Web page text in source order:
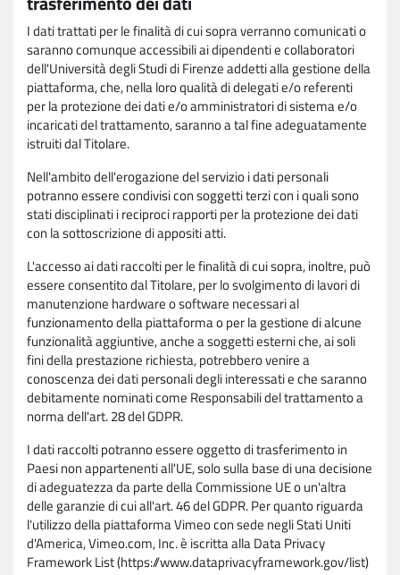
I dati trattati per le finalità di cui sopra verranno comunicati o
saranno comunque accessibili ai dipendenti e collaboratori
dell'Università degli Studi di Firenze addetti alla gestione della
piattaforma, che, nella loro qualità di delegati e/o referenti
per la protezione dei dati e/o amministratori di sistema e/o
incaricati del trattamento, saranno a tal fine adeguatamente
istruiti dal Titolare.
Nell'ambito dell'erogazione del servizio i dati personali
potranno essere condivisi con soggetti terzi con i quali sono
stati disciplinati i reciproci rapporti per la protezione dei dati
con la sottoscrizione di appositi atti.
L'accesso ai dati raccolti per le finalità di cui sopra, inoltre, può
essere consentito dal Titolare, per lo svolgimento di lavori di
manutenzione hardware o software necessari al
funzionamento della piattaforma o per la gestione di alcune
funzionalità aggiuntive, anche a soggetti esterni che, ai soli
fini della prestazione richiesta, potrebbero venire a
conoscenza dei dati personali degli interessati e che saranno
debitamente nominati come Responsabili del trattamento a
norma dell'art. 28 del GDPR.
I dati raccolti potranno essere oggetto di trasferimento in
Paesi non appartenenti all'UE, solo sulla base di una decisione
di adeguatezza da parte della Commissione UE o un'altra
delle garanzie di cui all'art. 46 del GDPR. Per quanto riguarda
l'utilizzo della piattaforma Vimeo con sede negli Stati Uniti
d'America, Vimeo.com, Inc. è iscritta alla Data Privacy
Framework List (https://www.dataprivacyframework.gov/list)